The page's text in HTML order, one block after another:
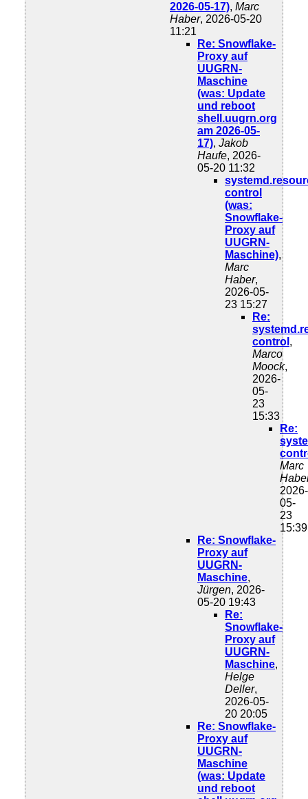
2026-05-17), Marc
Haber, 2026-05-20
11:21
Re: Snowflake-
Proxy auf
UUGRN-
Maschine
(was: Update
und reboot
shell.uugrn.org
am 2026-05-
17), Jakob
Haufe, 2026-
05-20 11:32
control
(was:
Snowflake-
Proxy auf
UUGRN-
Maschine),
Marc
Haber,
2026-05-
23 15:27
Re:
control ,
Marco
Moock,
2026-
05-
23
15:33
Re:
Marc
2026-
05-
23
15:39
Re: Snowflake-
Proxy auf
UUGRN-
Maschine,
Jürgen, 2026-
05-20 19:43
Re:
Snowflake-
Proxy auf
UUGRN-
Maschine,
Helge
Deller,
2026-05-
20 20:05
Re: Snowflake-
Proxy auf
UUGRN-
Maschine
(was: Update
und reboot